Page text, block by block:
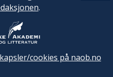
.
cookies på naob.no